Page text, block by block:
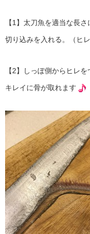
【1】太刀魚を適当な長
切り込みを入れる。（ヒレ
【2】しっぽ側からヒレ
キレイに骨が取れます